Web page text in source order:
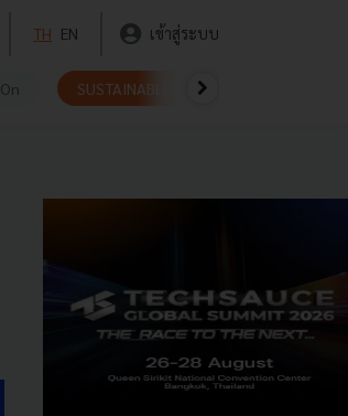
TH EN เข้าสู่ระบบ
SUSTAINABLE